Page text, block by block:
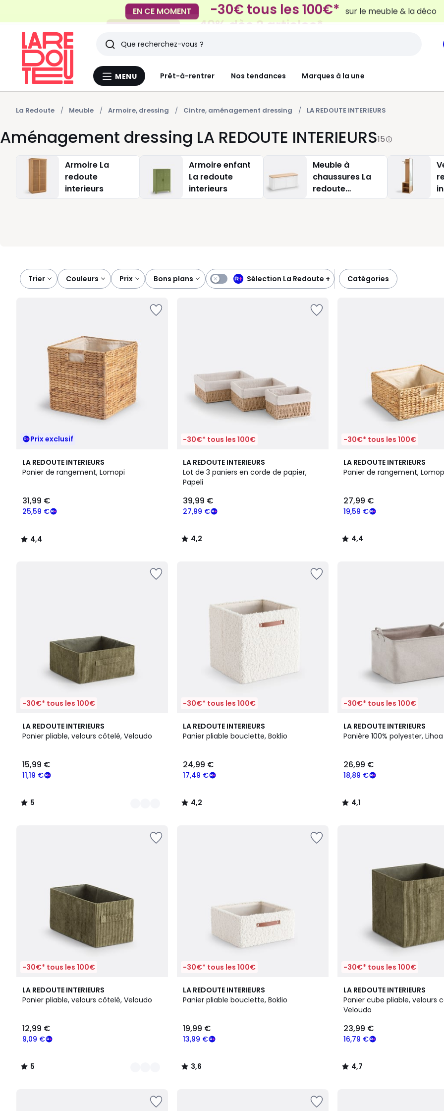
EN CE MOMENT
-40% dès 2 articles* sur le linge de maison et la
Menu
MENU Prêt-à-rentrer Nos tendances Marques à la une
Rechercher
Derniers
articles
vus
La Redoute Meuble Armoire, dressing Cintre, aménagement dressing LA REDOUTE INTERIEURS
Aménagement dressing LA REDOUTE INTERIEURS15
Armoire La
redoute
interieurs
Armoire enfant
La redoute
interieurs
Meuble à
chaussures La
redoute
interieurs
Trier
couleurs prix bons plans Sélection La Redoute + catégories
Prix exclusif
LA REDOUTE INTERIEURS
Panier de rangement, Lomopi
€
souscrivez
programme
25,59 €
31,99 €
4,4
/ 5
4,4
/
-30€* tous les 100€
LA REDOUTE INTERIEURS
Lot de 3 paniers en corde de papier,
Papeli
27,99 €
39,99 €
4,2
/ 5
4,2
/
-30€* tous les 100€
LA REDOUTE INTERIEURS
Panier de rangement,
19,59 €
27,99 €
4,4
/ 5
4,4
/
-30€* tous les 100€
LA REDOUTE INTERIEURS
Panier pliable, velours côtelé, Veloudo
11,19 €
15,99 €
5
/
2
Couleurs
5
/
-30€* tous les 100€
LA REDOUTE INTERIEURS
Panier pliable bouclette, Boklio
17,49 €
24,99 €
4,2
/ 5
4,2
/
-30€* tous les 100€
LA REDOUTE INTERIEURS
Panière 100% polyester, Lihoa
18,89 €
26,99 €
4,1
/ 5
4,1
/
-30€* tous les 100€
LA REDOUTE INTERIEURS
Panier pliable, velours côtelé, Veloudo
9,09 €
12,99 €
5
/
2
Couleurs
5
/
-30€* tous les 100€
LA REDOUTE INTERIEURS
Panier pliable bouclette, Boklio
13,99 €
19,99 €
3,6
/ 5
3,6
/
-30€* tous les 100€
LA REDOUTE INTERIEURS
Panier cube pliable, velours
Veloudo
16,79 €
23,99 €
4,7
/ 5
2
Couleurs
4,7
/